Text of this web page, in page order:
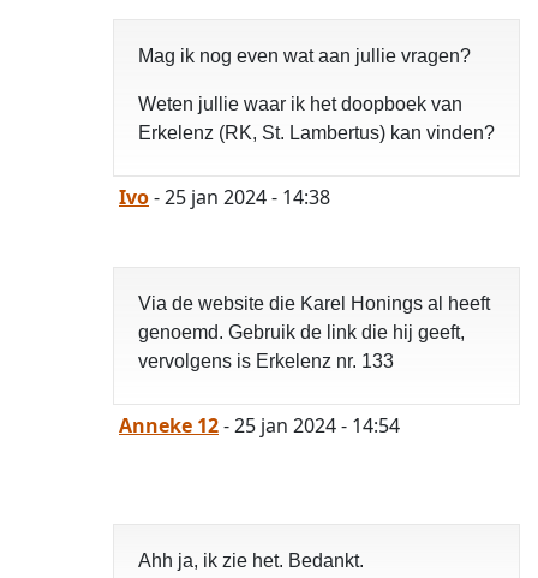
Mag ik nog even wat aan jullie vragen?
Weten jullie waar ik het doopboek van
Erkelenz (RK, St. Lambertus) kan vinden?
Ivo- 25 jan 2024 - 14:38
Via de website die Karel Honings al heeft
genoemd. Gebruik de link die hij geeft,
vervolgens is Erkelenz nr. 133
Anneke 12- 25 jan 2024 - 14:54
Ahh ja, ik zie het. Bedankt.